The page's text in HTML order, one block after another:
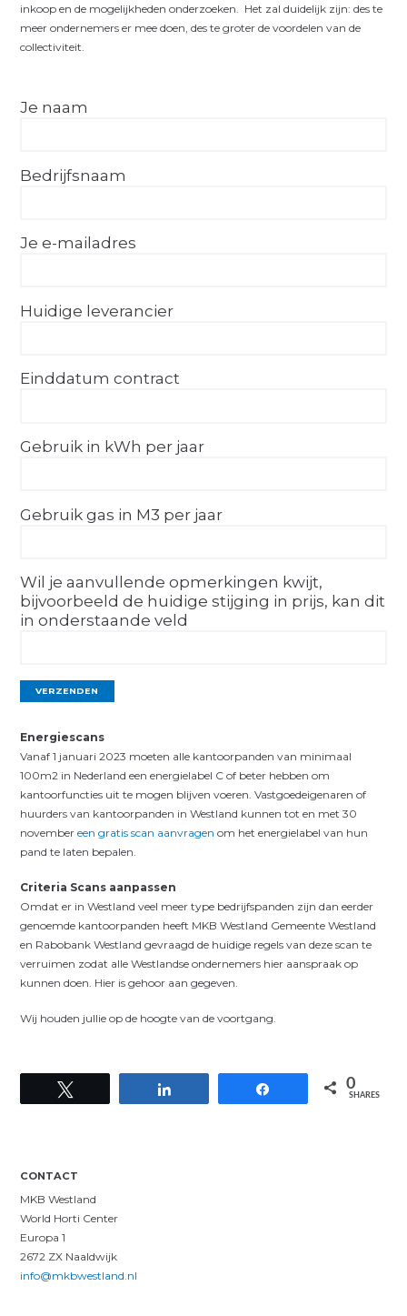
inkoop en de mogelijkheden onderzoeken. Het zal duidelijk zijn: des te
meer ondernemers er mee doen, des te groter de voordelen van de
collectiviteit.
Je naam
Bedrijfsnaam
Je e-mailadres
Huidige leverancier
Einddatum contract
Gebruik in kWh per jaar
Gebruik gas in M3 per jaar
Wil je aanvullende opmerkingen kwijt,
bijvoorbeeld de huidige stijging in prijs, kan dit
in onderstaande veld
Energiescans
Vanaf 1 januari 2023 moeten alle kantoorpanden van minimaal
100m2 in Nederland een energielabel C of beter hebben om
kantoorfuncties uit te mogen blijven voeren. Vastgoedeigenaren of
huurders van kantoorpanden in Westland kunnen tot en met 30
novembereen gratis scan aanvragen om het energielabel van hun
pand te laten bepalen.
Criteria Scans aanpassen
Omdat er in Westland veel meer type bedrijfspanden zijn dan eerder
genoemde kantoorpanden heeft MKB Westland Gemeente Westland
en Rabobank Westland gevraagd de huidige regels van deze scan te
verruimen zodat alle Westlandse ondernemers hier aanspraak op
kunnen doen. Hier is gehoor aan gegeven.
Wij houden jullie op de hoogte van de voortgang.
0
SHARES
CONTACT
MKB Westland
World Horti Center
Europa 1
2672 ZX Naaldwijk
info@mkbwestland.nl